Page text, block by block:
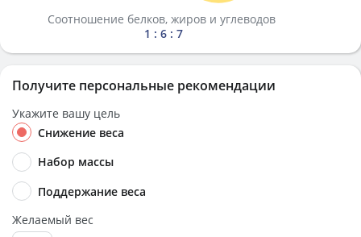
Соотношение белков, жиров и углеводов
1 : 6 : 7
Получите персональные рекомендации
Укажите вашу цель
Снижение веса
Набор массы
Поддержание веса
Желаемый вес